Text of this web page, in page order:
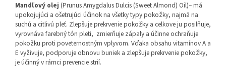
Mandľový olej (Prunus Amygdalus Dulcis (Sweet Almond) Oil)– má
upokojujúci a ošetrujúci účinok na všetky typy pokožky, najmä na
suchú a citlivú pleť. Zlepšuje prekrvenie pokožky a celkove ju posilňuje,
vyrovnáva farebný tón pleti, zmierňuje zápaly a účinne ochraňuje
pokožku proti poveternostným vplyvom. Vďaka obsahu vitamínov A a
E vyživuje, podporuje obnovu buniek a zlepšuje prekrvenie pokožky,
je účinný v rámci prevencie strií.